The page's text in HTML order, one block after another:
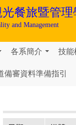
光餐旅暨管理
and Management
各系簡介 技能
備審資料準備指引